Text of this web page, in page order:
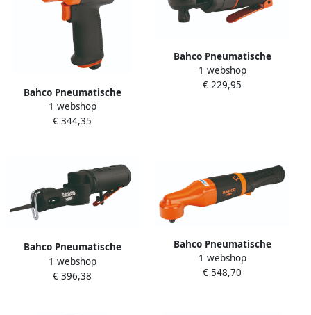
Bahco Pneumatische
slagschroevendraaier 1 2" |
mini BPC814
1 webshop
€ 344,35
Bahco Pneumatische
ratelsleutel 3 8" | stubby
BP721
1 webshop
€ 229,95
Bahco Pneumatische
reciprozaag met
veiligheidstrekker BPG824
1 webshop
€ 396,38
Bahco Pneumatische
slagmoersleutel 1 2" | 90°
hoek BP814A
1 webshop
€ 548,70